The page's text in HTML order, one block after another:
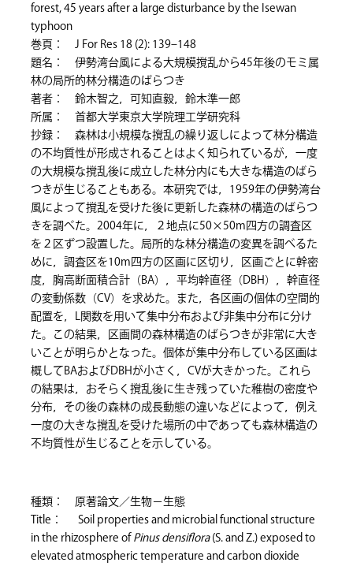
forest, 45 years after a large disturbance by the Isewan
typhoon
巻頁： J For Res 18 (2): 139–148
題名： 伊勢湾台風による大規模撹乱から45年後のモミ属
林の局所的林分構造のばらつき
著者： 鈴木智之，可知直毅，鈴木準一郎
所属： 首都大学東京大学院理工学研究科
抄録： 森林は小規模な撹乱の繰り返しによって林分構造
の不均質性が形成されることはよく知られているが，一度
の大規模な撹乱後に成立した林分内にも大きな構造のばら
つきが生じることもある。本研究では，1959年の伊勢湾台
風によって撹乱を受けた後に更新した森林の構造のばらつ
きを調べた。2004年に，２地点に50×50m四方の調査区
を２区ずつ設置した。局所的な林分構造の変異を調べるた
めに，調査区を10m四方の区画に区切り，区画ごとに幹密
度，胸高断面積合計（BA），平均幹直径（DBH），幹直径
の変動係数（CV）を求めた。また，各区画の個体の空間的
配置を，L関数を用いて集中分布および非集中分布に分け
た。この結果，区画間の森林構造のばらつきが非常に大き
いことが明らかとなった。個体が集中分布している区画は
概してBAおよびDBHが小さく，CVが大きかった。これら
の結果は，おそらく撹乱後に生き残っていた稚樹の密度や
分布，その後の森林の成長動態の違いなどによって，例え
一度の大きな撹乱を受けた場所の中であっても森林構造の
不均質性が生じることを示している。
種類： 原著論文／生物－生態
Title： Soil properties and microbial functional structure
in the rhizosphere ofPinus densiflora(S. and Z.) exposed to
elevated atmospheric temperature and carbon dioxide